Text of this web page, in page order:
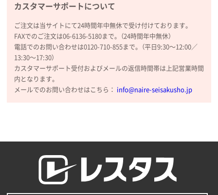
2026年01月09日 13:48
希望の商品の取り扱いがあったので
大阪府のお客様
厚手コットンマチ付トートL ナチュラル(A4対応)
200枚
2025年12月25日 13:33
いつもきちんとしてる。
2025年12月24日 14:43
青森県K社様
カスタマーサポートについて
ご注文は当サイトにて24時間年中無休で受け付けております。
FAXでのご注文は06-6136-5180まで。（24時間年中無休）
電話でのお問い合わせは0120-710-855まで。（平日9:30〜12:00／
13:30〜17:30）
カスタマーサポート受付およびメールの返信時間帯は上記営業時間
内となります。
メールでのお問い合わせはこちら： info@naire-seisakusho.jp